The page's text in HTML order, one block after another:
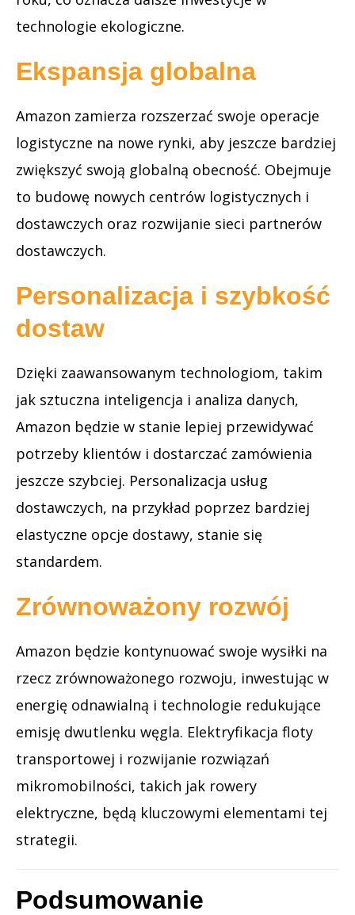
technologie ekologiczne.
Ekspansja globalna
Amazon zamierza rozszerzać swoje operacje
logistyczne na nowe rynki, aby jeszcze bardziej
zwiększyć swoją globalną obecność. Obejmuje
to budowę nowych centrów logistycznych i
dostawczych oraz rozwijanie sieci partnerów
dostawczych.
Personalizacja i szybkość
dostaw
Dzięki zaawansowanym technologiom, takim
jak sztuczna inteligencja i analiza danych,
Amazon będzie w stanie lepiej przewidywać
potrzeby klientów i dostarczać zamówienia
jeszcze szybciej. Personalizacja usług
dostawczych, na przykład poprzez bardziej
elastyczne opcje dostawy, stanie się
standardem.
Zrównoważony rozwój
Amazon będzie kontynuować swoje wysiłki na
rzecz zrównoważonego rozwoju, inwestując w
energię odnawialną i technologie redukujące
emisję dwutlenku węgla. Elektryfikacja floty
transportowej i rozwijanie rozwiązań
mikromobilności, takich jak rowery
elektryczne, będą kluczowymi elementami tej
strategii.
Podsumowanie